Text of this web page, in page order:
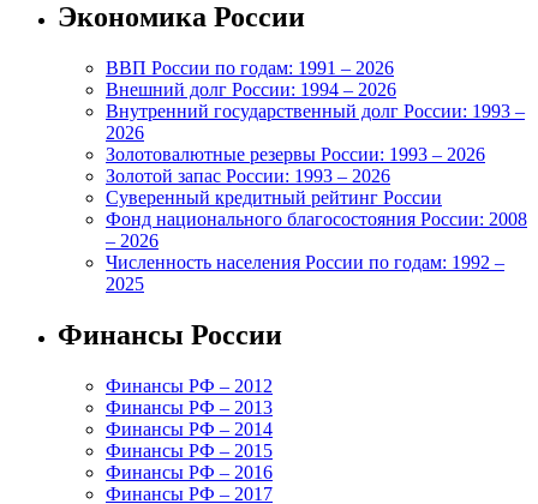
Экономика России
ВВП России по годам: 1991 – 2026
Внешний долг России: 1994 – 2026
Внутренний государственный долг России: 1993 –
2026
Золотовалютные резервы России: 1993 – 2026
Золотой запас России: 1993 – 2026
Суверенный кредитный рейтинг России
Фонд национального благосостояния России: 2008
– 2026
Численность населения России по годам: 1992 –
2025
Финансы России
Финансы РФ – 2012
Финансы РФ – 2013
Финансы РФ – 2014
Финансы РФ – 2015
Финансы РФ – 2016
Финансы РФ – 2017